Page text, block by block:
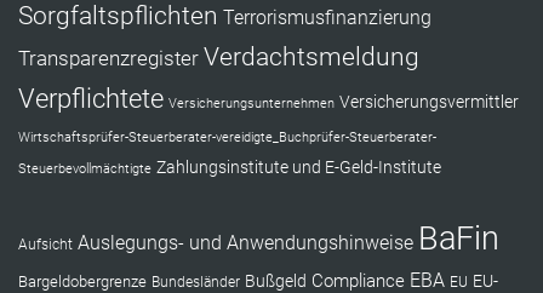
Sorgfaltspflichten Terrorismusfinanzierung
Transparenzregister Verdachtsmeldung
Verpflichtete Versicherungsunternehmen Versicherungsvermittler
Wirtschaftsprüfer-Steuerberater-vereidigte_Buchprüfer-Steuerberater-
Steuerbevollmächtigte Zahlungsinstitute und E-Geld-Institute
Aufsicht Auslegungs- und Anwendungshinweise BaFin
Bargeldobergrenze Bundesländer Bußgeld Compliance EBA EU EU-